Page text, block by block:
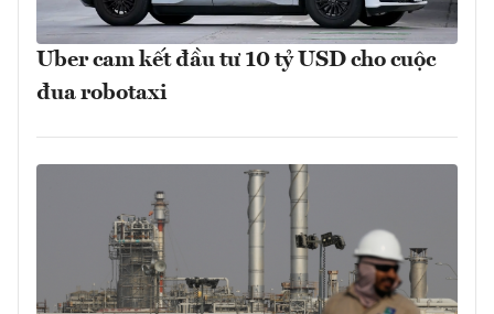
Uber cam kết đầu tư 10 tỷ USD cho cuộc
đua robotaxi